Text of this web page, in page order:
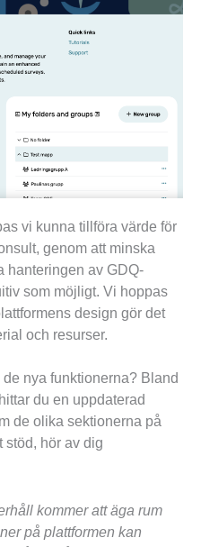
vi kunna tillföra värde för
genom att minska
hanteringen av GDQ-
som möjligt. Vi hoppas
design gör det
och resurser.
nya funktionerna? Bland
du en uppdaterad
de olika sektionerna på
stöd, hör av dig
kommer att äga rum
på plattformen kan